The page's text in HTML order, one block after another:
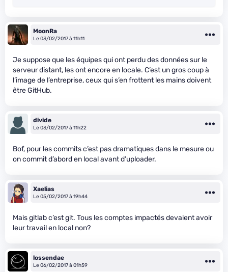
MoonRa
Le 03/02/2017 à 11h11
Je suppose que les équipes qui ont perdu des données sur le
serveur distant, les ont encore en locale. C’est un gros coup à
l’image de l’entreprise, ceux qui s’en frottent les mains doivent
être GitHub.
divide
Le 03/02/2017 à 11h22
Bof, pour les commits c’est pas dramatiques dans le mesure ou
on commit d’abord en local avant d’uploader.
Xaelias
Le 05/02/2017 à 19h44
Mais gitlab c’est git. Tous les comptes impactés devaient avoir
leur travail en local non?
lossendae
Le 06/02/2017 à 01h59